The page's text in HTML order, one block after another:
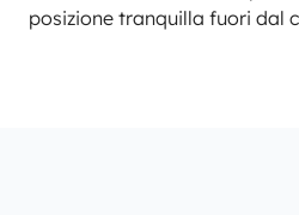
posizione tranquilla fuori dal